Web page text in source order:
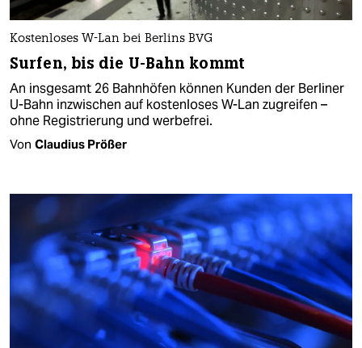
Kostenloses W-Lan bei Berlins BVG
Surfen, bis die U-Bahn kommt
An insgesamt 26 Bahnhöfen können Kunden der Berliner
U-Bahn inzwischen auf kostenloses W-Lan zugreifen –
ohne Registrierung und werbefrei.
Von Claudius Prößer